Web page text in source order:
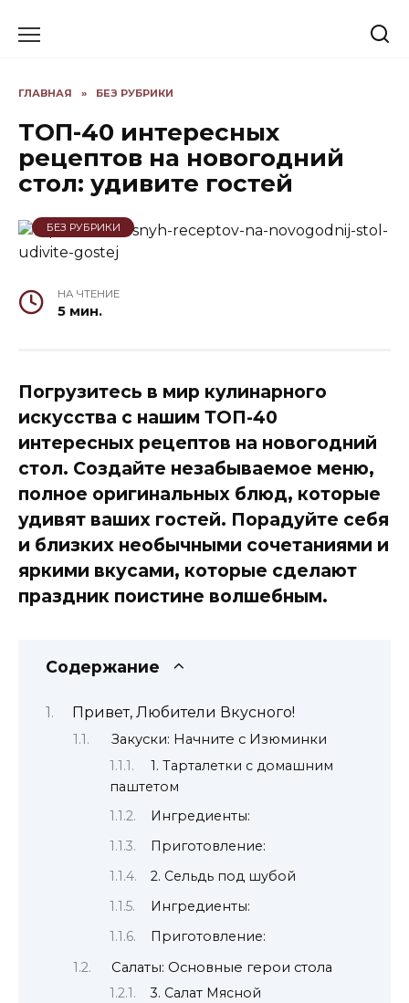
ГЛАВНАЯ » БЕЗ РУБРИКИ
ТОП-40 интересных
рецептов на новогодний
стол: удивите гостей
БЕЗ РУБРИКИ
НА ЧТЕНИЕ
5 мин.
Погрузитесь в мир кулинарного
искусства с нашим ТОП-40
интересных рецептов на новогодний
стол. Создайте незабываемое меню,
полное оригинальных блюд, которые
удивят ваших гостей. Порадуйте себя
и близких необычными сочетаниями и
яркими вкусами, которые сделают
праздник поистине волшебным.
Содержание
Привет, Любители Вкусного!
Закуски: Начните с Изюминки
1. Тарталетки с домашним
паштетом
Ингредиенты:
Приготовление:
2. Сельдь под шубой
Ингредиенты:
Приготовление:
Салаты: Основные герои стола
3. Салат Мясной